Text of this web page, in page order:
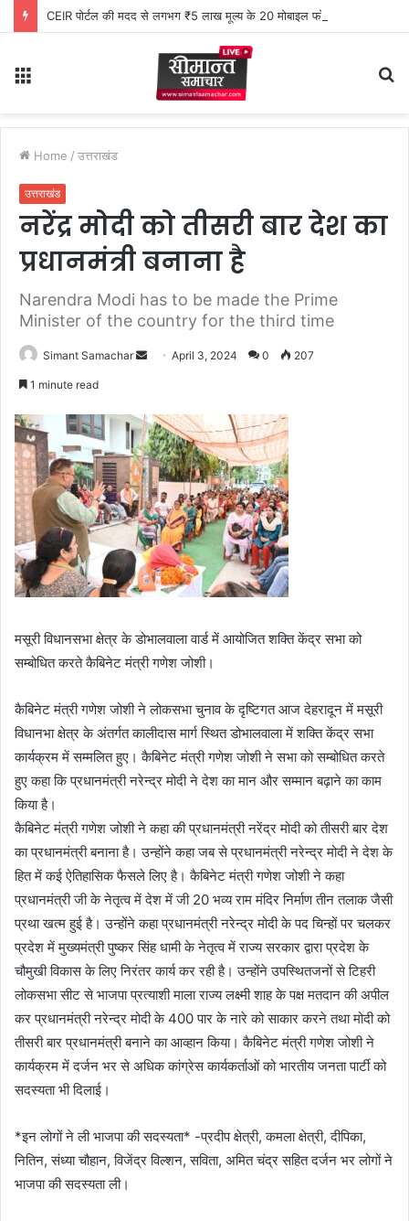
CEIR पोर्टल की मदद से लगभग ₹5 लाख मूल्य के 20 मोबाइल फोन बरामद
Home / उत्तराखंड
उत्तराखंड
नरेंद्र मोदी को तीसरी बार देश का
प्रधानमंत्री बनाना है
Narendra Modi has to be made the Prime
Minister of the country for the third time
Simant Samachar
d
a
n
e
m
a
i
l
April 3, 2024 0 207
1 minute read
मसूरी विधानसभा क्षेत्र के डोभालवाला वार्ड में आयोजित शक्ति केंद्र सभा को
सम्बोधित करते कैबिनेट मंत्री गणेश जोशी।
कैबिनेट मंत्री गणेश जोशी ने लोकसभा चुनाव के दृष्टिगत आज देहरादून में मसूरी
विधानभा क्षेत्र के अंतर्गत कालीदास मार्ग स्थित डोभालवाला में शक्ति केंद्र सभा
कार्यक्रम में सम्मलित हुए। कैबिनेट मंत्री गणेश जोशी ने सभा को सम्बोधित करते
हुए कहा कि प्रधानमंत्री नरेन्द्र मोदी ने देश का मान और सम्मान बढ़ाने का काम
किया है।
कैबिनेट मंत्री गणेश जोशी ने कहा की प्रधानमंत्री नरेंद्र मोदी को तीसरी बार देश
का प्रधानमंत्री बनाना है। उन्होंने कहा जब से प्रधानमंत्री नरेन्द्र मोदी ने देश के
हित में कई ऐतिहासिक फैसले लिए है। कैबिनेट मंत्री गणेश जोशी ने कहा
प्रधानमंत्री जी के नेतृत्व में देश में जी 20 भव्य राम मंदिर निर्माण तीन तलाक जैसी
प्रथा खत्म हुई है। उन्होंने कहा प्रधानमंत्री नरेन्द्र मोदी के पद चिन्हों पर चलकर
प्रदेश में मुख्यमंत्री पुष्कर सिंह धामी के नेतृत्व में राज्य सरकार द्वारा प्रदेश के
चौमुखी विकास के लिए निरंतर कार्य कर रही है। उन्होंने उपस्थितजनों से टिहरी
लोकसभा सीट से भाजपा प्रत्याशी माला राज्य लक्ष्मी शाह के पक्ष मतदान की अपील
कर प्रधानमंत्री नरेन्द्र मोदी के 400 पार के नारे को साकार करने तथा मोदी को
तीसरी बार प्रधानमंत्री बनाने का आव्हान किया। कैबिनेट मंत्री गणेश जोशी ने
कार्यक्रम में दर्जन भर से अधिक कांग्रेस कार्यकर्ताओं को भारतीय जनता पार्टी को
सदस्यता भी दिलाई।
*इन लोगों ने ली भाजपा की सदस्यता* -प्रदीप क्षेत्री, कमला क्षेत्री, दीपिका,
नितिन, संध्या चौहान, विजेंद्र विल्शन, सविता, अमित चंद्र सहित दर्जन भर लोगों ने
भाजपा की सदस्यता ली।